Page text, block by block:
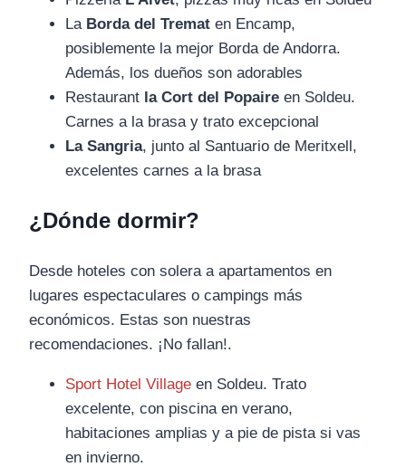
La Borda del Tremat en Encamp,
posiblemente la mejor Borda de Andorra.
Además, los dueños son adorables
Restaurant la Cort del Popaire en Soldeu.
Carnes a la brasa y trato excepcional
La Sangria, junto al Santuario de Meritxell,
excelentes carnes a la brasa
¿Dónde dormir?
Desde hoteles con solera a apartamentos en
lugares espectaculares o campings más
económicos. Estas son nuestras
recomendaciones. ¡No fallan!.
Sport Hotel Village en Soldeu. Trato
excelente, con piscina en verano,
habitaciones amplias y a pie de pista si vas
en invierno.